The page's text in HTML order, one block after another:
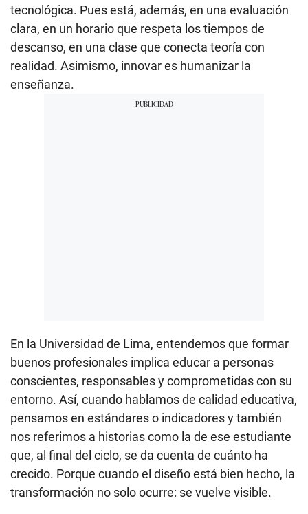
tecnológica. Pues está, además, en una evaluación
clara, en un horario que respeta los tiempos de
descanso, en una clase que conecta teoría con
realidad. Asimismo, innovar es humanizar la
enseñanza.
En la Universidad de Lima, entendemos que formar
buenos profesionales implica educar a personas
conscientes, responsables y comprometidas con su
entorno. Así, cuando hablamos de calidad educativa,
pensamos en estándares o indicadores y también
nos referimos a historias como la de ese estudiante
que, al final del ciclo, se da cuenta de cuánto ha
crecido. Porque cuando el diseño está bien hecho, la
transformación no solo ocurre: se vuelve visible.